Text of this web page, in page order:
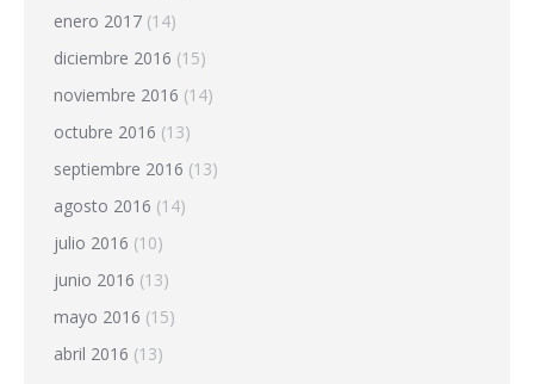
enero 2017 (14)
diciembre 2016 (15)
noviembre 2016 (14)
octubre 2016 (13)
septiembre 2016 (13)
agosto 2016 (14)
julio 2016 (10)
junio 2016 (13)
mayo 2016 (15)
abril 2016 (13)